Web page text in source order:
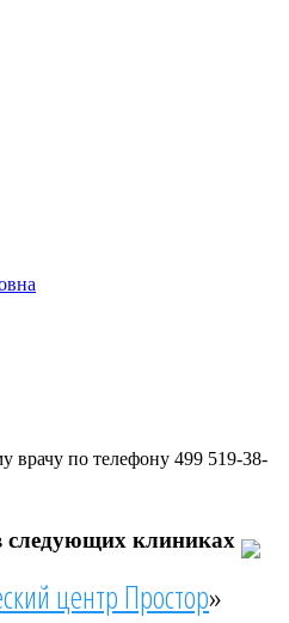
врачу по телефону 499 519-38-
следующих клиниках
центр Простор»